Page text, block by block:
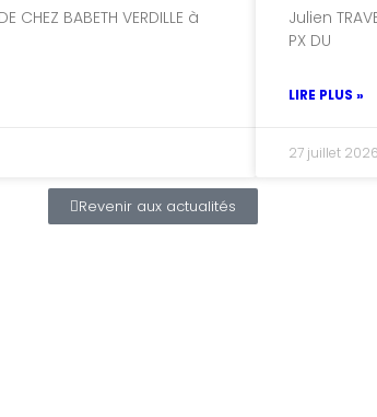
CHEZ BABETH VERDILLE à
Julien
PX DU
LIRE PLUS »
27 juillet 2026
Revenir aux actualités